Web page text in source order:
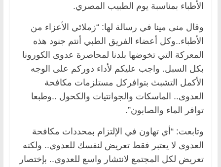
الأطباء بمناسبة يوم الطبيب المصري.
وقال منى مينا في رسالة لها: “زملائي الأعزاء من
الأطباء..وكل أعضاء الفريق الطبي أنتم جنود هذه
المعركة التي تخوضها بلدنا لمحاصرة عدوى الكورونا
بكل السبل. واجب عليكم لأداء دوركم على الوجه
الأكمل التشبث بتوافركل مستلزمات مكافحة
العدوى.. الماسكات والجوانتيات والكحول ..وطبعا
توافر الماء والصابون”.
وتابعت: “أي تهاون في الإلتزام بمحددات مكافحة
العدوى لا يعتبر فقط تعريض لنفسك للعدوي.. ولكنه
تعريض لكل المجتمع لانتشار واسع للعدوى.. بإختصار